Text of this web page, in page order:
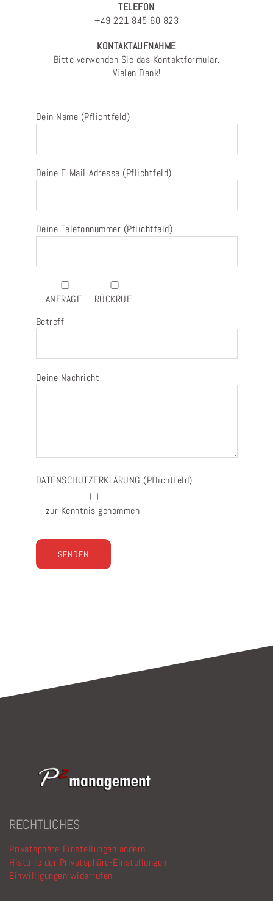
TELEFON
+49 221 845 60 823
KONTAKTAUFNAHME
Bitte verwenden Sie das Kontaktformular.
Vielen Dank!
Dein Name (Pflichtfeld)
Deine E-Mail-Adresse (Pflichtfeld)
Deine Telefonnummer (Pflichtfeld)
ANFRAGE
RÜCKRUF
Betreff
Deine Nachricht
DATENSCHUTZERKLÄRUNG (Pflichtfeld)
zur Kenntnis genommen
RECHTLICHES
Privatsphäre-Einstellungen ändern
Historie der Privatsphäre-Einstellungen
Einwilligungen widerrufen